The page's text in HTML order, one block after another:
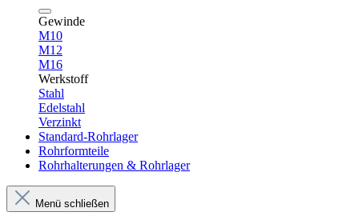
Gewinde
M10
M12
M16
Werkstoff
Stahl
Edelstahl
Verzinkt
Standard-Rohrlager
Rohrformteile
Rohrhalterungen & Rohrlager
Menü schließen